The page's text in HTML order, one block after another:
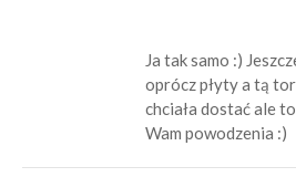
Ja tak samo :)
oprócz płyty a tą
chciała dostać ale
Wam powodzenia :)